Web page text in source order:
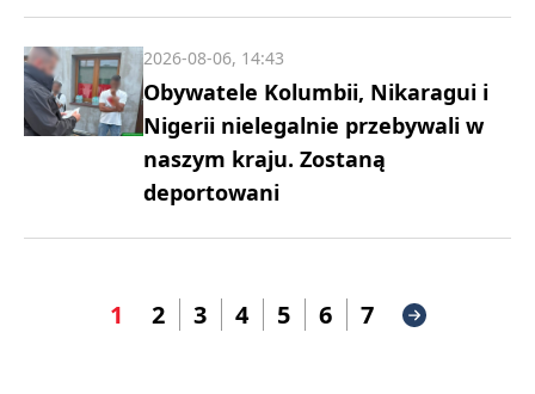
Obywatele Kolumbii, Nikaragui i
Nigerii nielegalnie przebywali w
naszym kraju. Zostaną
deportowani
2026-08-06, 14:43
1 2 3 4 5 6 7